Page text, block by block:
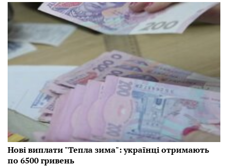
Нові виплати "Тепла зима": українці отримають
по 6500 гривень